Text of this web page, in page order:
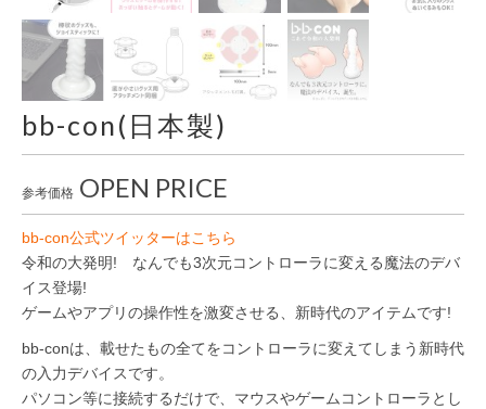
bb-con(日本製)
参考価格 OPEN PRICE
bb-con公式ツイッターはこちら
令和の大発明! なんでも3次元コントローラに変える魔法のデバ
イス登場!
ゲームやアプリの操作性を激変させる、新時代のアイテムです!
bb-conは、載せたもの全てをコントローラに変えてしまう新時代
の入力デバイスです。
パソコン等に接続するだけで、マウスやゲームコントローラとし